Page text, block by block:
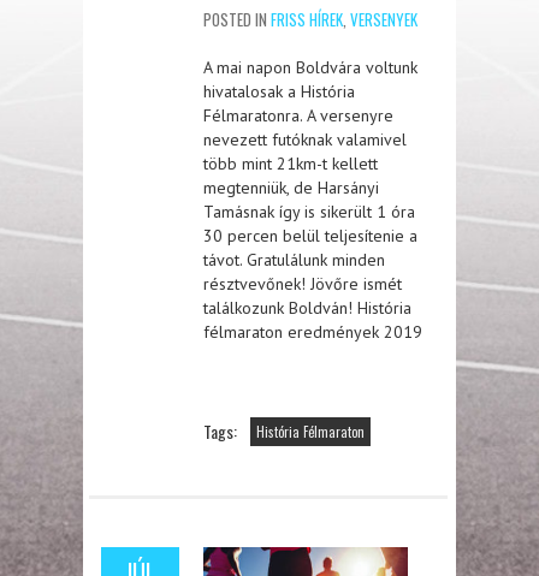
POSTED IN FRISS HÍREK, VERSENYEK
A mai napon Boldvára voltunk
hivatalosak a História
Félmaratonra. A versenyre
nevezett futóknak valamivel
több mint 21km-t kellett
megtenniük, de Harsányi
Tamásnak így is sikerült 1 óra
30 percen belül teljesítenie a
távot. Gratulálunk minden
résztvevőnek! Jövőre ismét
találkozunk Boldván! História
félmaraton eredmények 2019
Tags: História Félmaraton